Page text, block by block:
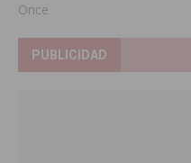
Once
PUBLICIDAD